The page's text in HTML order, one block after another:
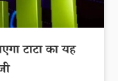
टाटा का यह